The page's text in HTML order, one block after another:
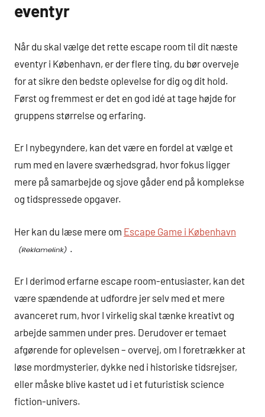
eventyr
Når du skal vælge det rette escape room til dit næste
eventyr i København, er der flere ting, du bør overveje
for at sikre den bedste oplevelse for dig og dit hold.
Først og fremmest er det en god idé at tage højde for
gruppens størrelse og erfaring.
Er I nybegyndere, kan det være en fordel at vælge et
rum med en lavere sværhedsgrad, hvor fokus ligger
mere på samarbejde og sjove gåder end på komplekse
og tidspressede opgaver.
Her kan du læse mere om Escape Game i København
.
Er I derimod erfarne escape room-entusiaster, kan det
være spændende at udfordre jer selv med et mere
avanceret rum, hvor I virkelig skal tænke kreativt og
arbejde sammen under pres. Derudover er temaet
afgørende for oplevelsen – overvej, om I foretrækker at
løse mordmysterier, dykke ned i historiske tidsrejser,
eller måske blive kastet ud i et futuristisk science
fiction-univers.